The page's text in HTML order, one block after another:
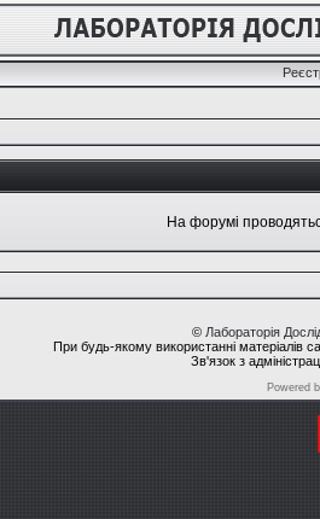
На форумі
© Лабораторія
При будь-якому використанні матеріалів
Зв'язок з
Powered